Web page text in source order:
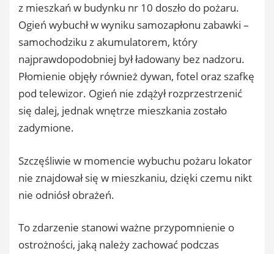
z mieszkań w budynku nr 10 doszło do pożaru.
Ogień wybuchł w wyniku samozapłonu zabawki –
samochodziku z akumulatorem, który
najprawdopodobniej był ładowany bez nadzoru.
Płomienie objęły również dywan, fotel oraz szafkę
pod telewizor. Ogień nie zdążył rozprzestrzenić
się dalej, jednak wnętrze mieszkania zostało
zadymione.
Szczęśliwie w momencie wybuchu pożaru lokator
nie znajdował się w mieszkaniu, dzięki czemu nikt
nie odniósł obrażeń.
To zdarzenie stanowi ważne przypomnienie o
ostrożności, jaką należy zachować podczas